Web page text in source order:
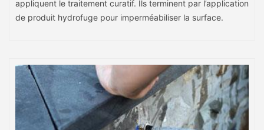
appliquent le traitement curatif. Ils terminent par l’application
de produit hydrofuge pour imperméabiliser la surface.